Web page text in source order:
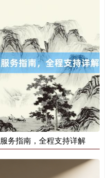
务指南，全程支持详解